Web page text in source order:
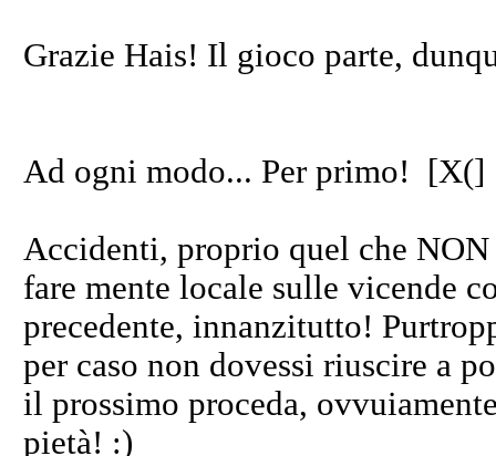
Grazie Hais! Il gioco parte,
Ad ogni modo... Per primo! [X(]
Accidenti, proprio quel che
fare mente locale sulle vicende
precedente, innanzitutto!
per caso non dovessi riuscire a
il prossimo proceda,
pietà! :)